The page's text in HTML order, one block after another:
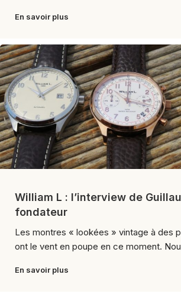
En savoir plus
William L : l’interview de
fondateur
Les montres « lookées » vintage à des
ont le vent en poupe en ce moment.
En savoir plus